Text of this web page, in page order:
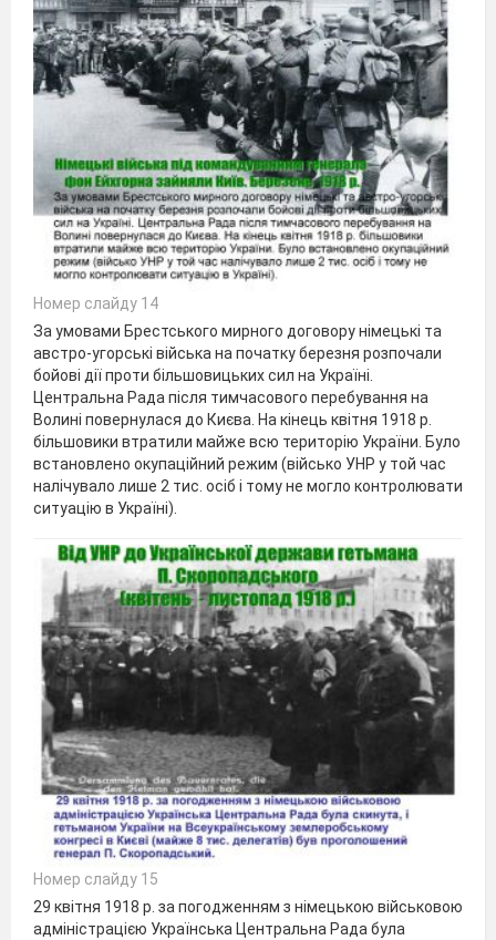
Номер слайду 14
За умовами Брестського мирного договору німецькі та
австро-угорські війська на початку березня розпочали
бойові дії проти більшовицьких сил на Україні.
Центральна Рада після тимчасового перебування на
Волині повернулася до Києва. На кінець квітня 1918 р.
більшовики втратили майже всю територію України. Було
встановлено окупаційний режим (військо УНР у той час
налічувало лише 2 тис. осіб і тому не могло контролювати
ситуацію в Україні).
Номер слайду 15
29 квітня 1918 р. за погодженням з німецькою військовою
адміністрацією Українська Центральна Рада була